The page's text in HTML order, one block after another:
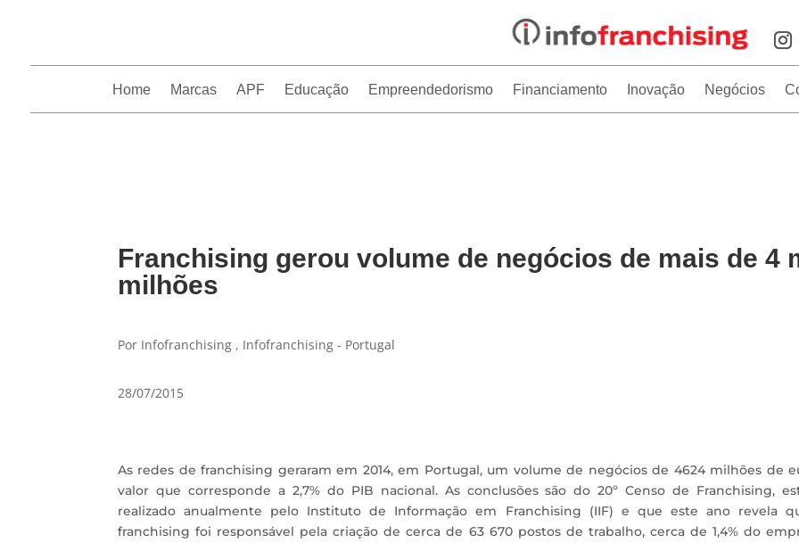
Home Marcas APF Educação Empreendedorismo Financiamento Inovação Negócios
Franchising gerou volume de negócios de mais de 4
milhões
Por Infofranchising , Infofranchising - Portugal
28/07/2015
As redes de franchising geraram em 2014, em Portugal, um volume de negócios de 4624 milhões de
valor que corresponde a 2,7% do PIB nacional. As conclusões são do 20º Censo de Franchising,
realizado anualmente pelo Instituto de Informação em Franchising (IIF) e que este ano revela
franchising foi responsável pela criação de cerca de 63 670 postos de trabalho, cerca de 1,4% do